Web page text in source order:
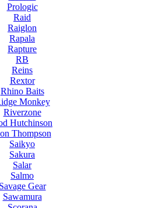
Prologic
Raid
Raiglon
Rapala
Rapture
RB
Reins
Rextor
Rhino Baits
Monkey
Riverzone
Hutchinson
Thompson
Saikyo
Sakura
Salar
Salmo
Savage Gear
Sawamura